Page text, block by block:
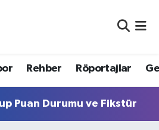
Rehber Röportajlar
Puan Durumu ve Fikstür
Vakitleri